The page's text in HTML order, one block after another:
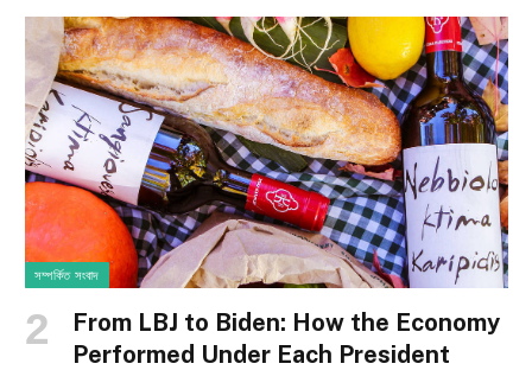
সম্পর্কিত সংবাদ
From LBJ to Biden: How the Economy
Performed Under Each President